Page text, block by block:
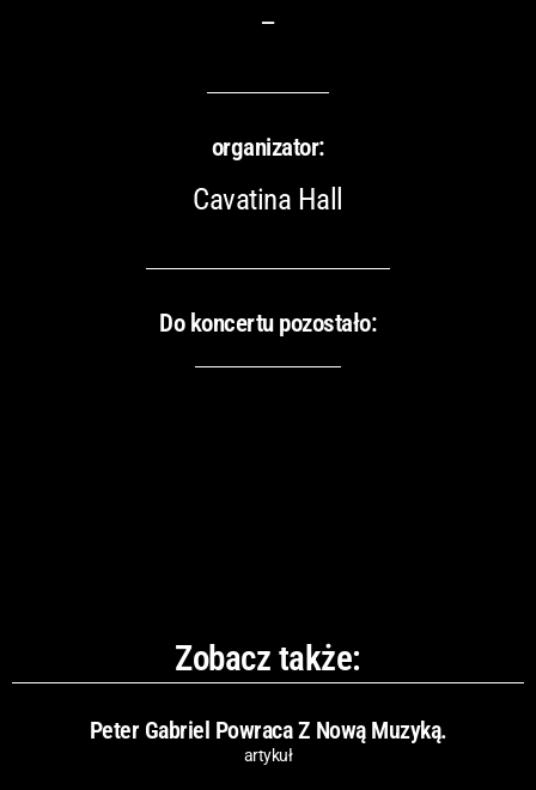
–
organizator:
Cavatina Hall
Do koncertu pozostało:
Zobacz także:
Peter Gabriel Powraca Z Nową Muzyką.
artykuł